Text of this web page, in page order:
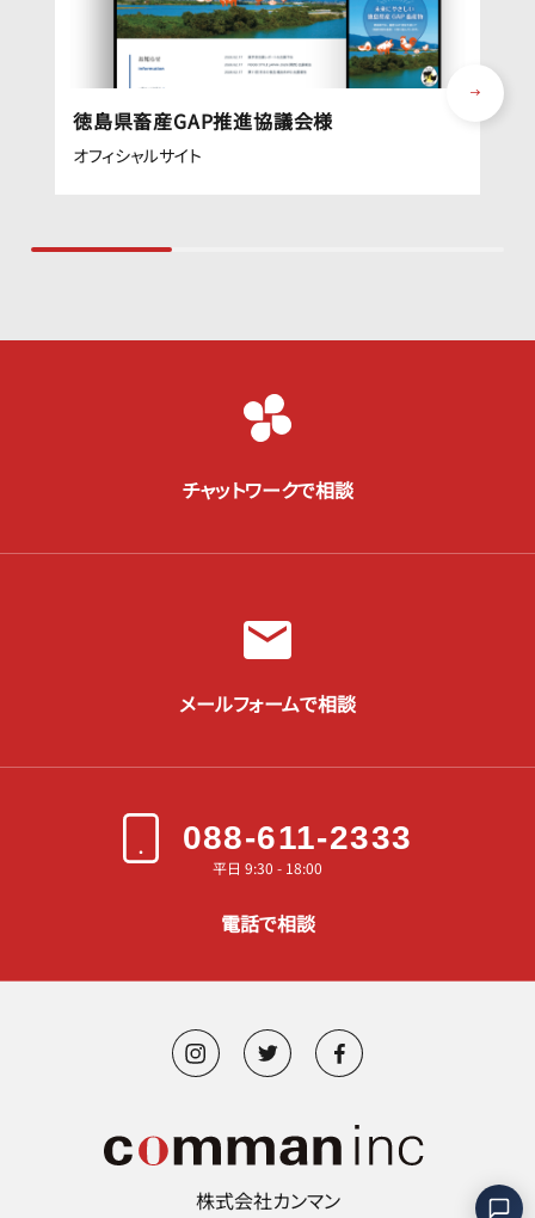
徳島県畜産GAP推進協議会様
オフィシャルサイト
チャットワークで相談
メールフォームで相談
088-611-2333
平日 9:30 - 18:00
電話で相談
株式会社カンマン